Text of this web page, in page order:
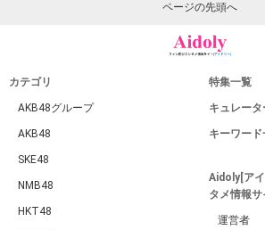
ページの先頭へ
カテゴリ
AKB48グループ
AKB48
SKE48
NMB48
HKT48
特集一覧
キュレー
キーワード
Aidoly[ア
タメ情報
運営者